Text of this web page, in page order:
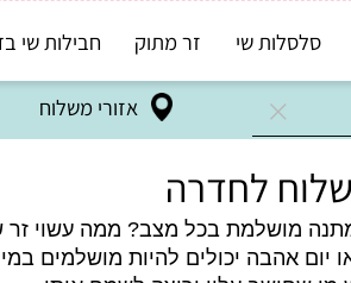
אזורי משלוח
שי זר מתוק חבילות שי בד"ץ
לחדרה
בכל מצב? ממה עשוי זר
אהבה יכולים להיות מושלמים